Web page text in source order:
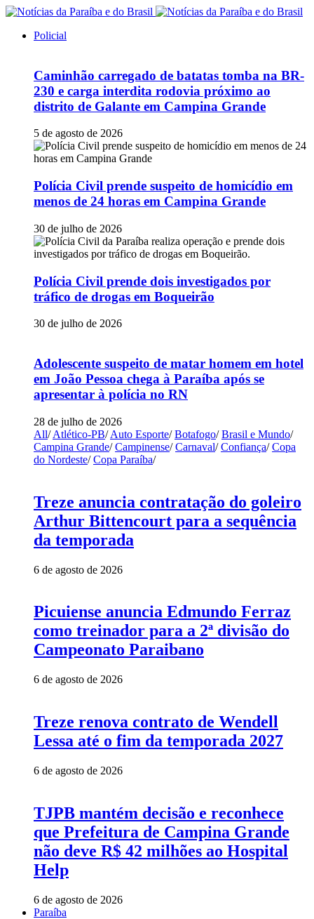
Policial
Caminhão carregado de batatas tomba na BR-
230 e carga interdita rodovia próximo ao
distrito de Galante em Campina Grande
5 de agosto de 2026
Polícia Civil prende suspeito de homicídio em
menos de 24 horas em Campina Grande
30 de julho de 2026
Polícia Civil prende dois investigados por
tráfico de drogas em Boqueirão
30 de julho de 2026
Adolescente suspeito de matar homem em hotel
em João Pessoa chega à Paraíba após se
apresentar à polícia no RN
28 de julho de 2026
All/ Atlético-PB/ Auto Esporte/ Botafogo/ Brasil e Mundo/
Campina Grande/ Campinense/ Carnaval/ Confiança/ Copa
do Nordeste/ Copa Paraíba/
Treze anuncia contratação do goleiro
Arthur Bittencourt para a sequência
da temporada
6 de agosto de 2026
Picuiense anuncia Edmundo Ferraz
como treinador para a 2ª divisão do
Campeonato Paraibano
6 de agosto de 2026
Treze renova contrato de Wendell
Lessa até o fim da temporada 2027
6 de agosto de 2026
TJPB mantém decisão e reconhece
que Prefeitura de Campina Grande
não deve R$ 42 milhões ao Hospital
Help
6 de agosto de 2026
Paraíba